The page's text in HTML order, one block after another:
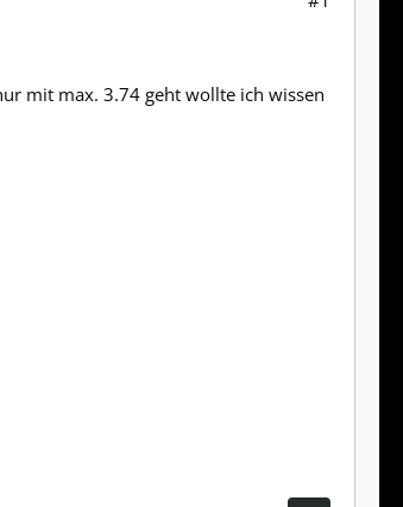
mit max. 3.74 geht wollte ich wissen